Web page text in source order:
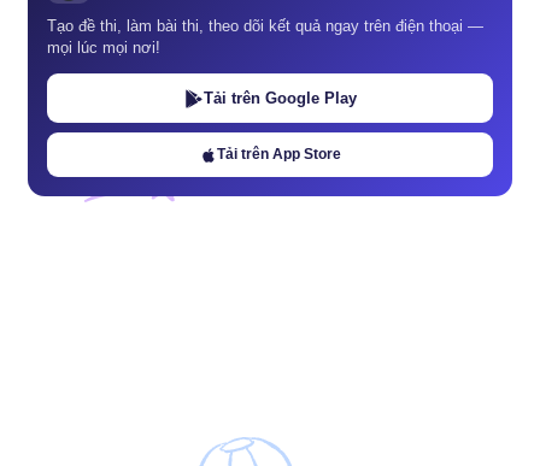
Tạo đề thi, làm bài thi, theo dõi kết quả ngay trên điện thoại —
mọi lúc mọi nơi!
Tải trên Google Play
Tải trên App Store